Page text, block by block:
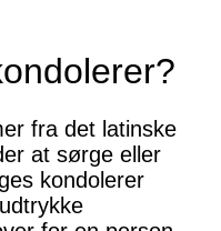
fra det latinske
at sørge eller
kondolerer